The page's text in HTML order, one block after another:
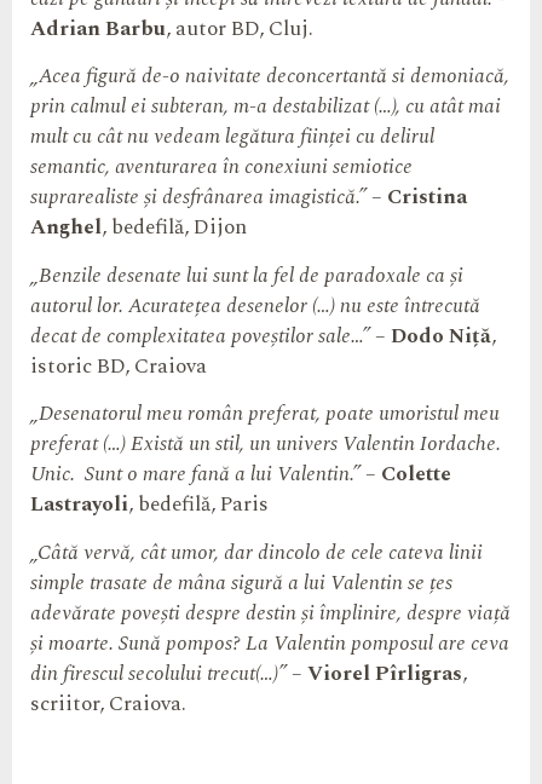
Adrian Barbu, autor BD, Cluj.
„Acea figură de-o naivitate deconcertantă si demoniacă,
prin calmul ei subteran, m-a destabilizat (…), cu atât mai
mult cu cât nu vedeam legătura ființei cu delirul
semantic, aventurarea în conexiuni semiotice
suprarealiste și desfrânarea imagistică.”– Cristina
Anghel, bedefilă, Dijon
„Benzile desenate lui sunt la fel de paradoxale ca și
autorul lor. Acuratețea desenelor (…) nu este întrecută
decat de complexitatea poveștilor sale…”–Dodo Niță,
istoric BD, Craiova
„Desenatorul meu român preferat, poate umoristul meu
preferat (…) Există un stil, un univers Valentin Iordache.
Unic. Sunt o mare fană a lui Valentin.”– Colette
Lastrayoli, bedefilă, Paris
„Câtă vervă, cât umor, dar dincolo de cele cateva linii
simple trasate de mâna sigură a lui Valentin se țes
adevărate povești despre destin și împlinire, despre viață
și moarte. Sună pompos? La Valentin pomposul are ceva
din firescul secolului trecut(…)”–Viorel Pîrligras,
scriitor, Craiova.